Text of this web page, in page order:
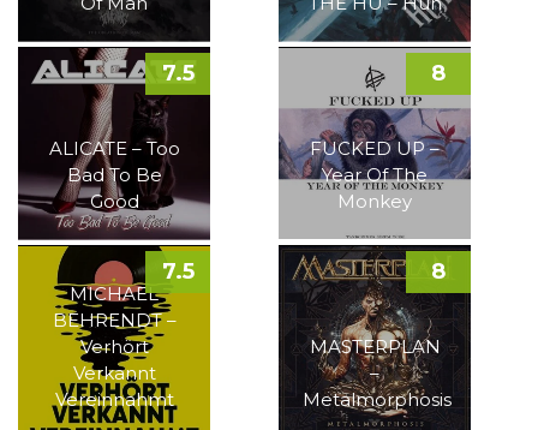
ALICATE – Too
Bad To Be
Good
7.5
FUCKED UP –
Year Of The
Monkey
8
MICHAEL
BEHRENDT –
Verhört
Verkannt
Vereinnahmt
7.5
MASTERPLAN
–
Metalmorphosis
8